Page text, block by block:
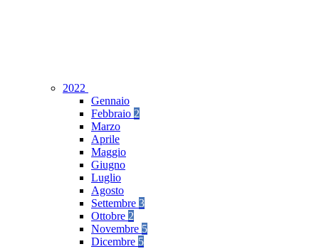
2022
Gennaio
Febbraio 2
Marzo
Aprile
Maggio
Giugno
Luglio
Agosto
Settembre 3
Ottobre 2
Novembre 5
Dicembre 5